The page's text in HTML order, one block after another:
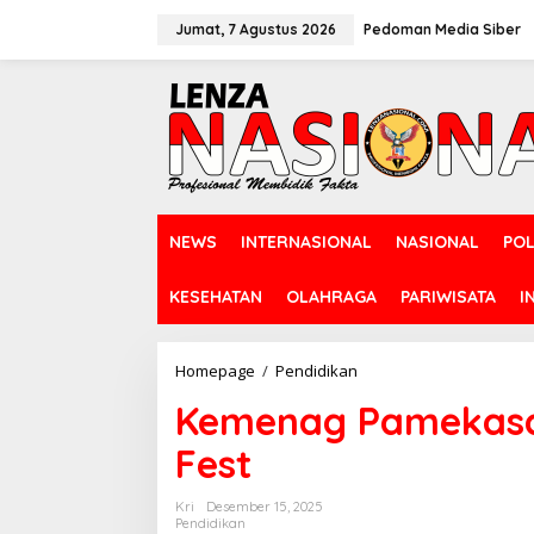
Jumat, 7 Agustus 2026 Pedoman Media Siber
NEWS INTERNASIONAL NASIONAL
KESEHATAN OLAHRAGA PARIWISATA
Homepage / Pendidikan
m
e
Kemenag
Fest
Kri
Desember 15, 2025
Pendidikan